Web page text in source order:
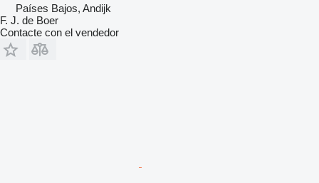
Países Bajos, Andijk
F. J. de Boer
Contacte con el vendedor